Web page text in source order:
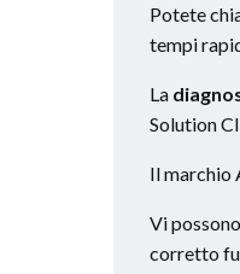
Potete
tempi
La
Solution
Il marchio
Vi
corretto